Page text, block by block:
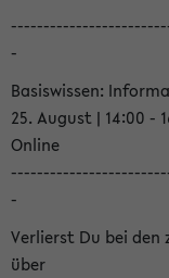
-
Basiswissen:
25. August | 14:00 -
Online
-
Verlierst Du bei den
über